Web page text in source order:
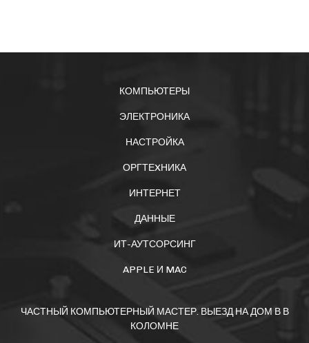
КОМПЬЮТЕРЫ
ЭЛЕКТРОНИКА
НАСТРОЙКА
ОРГТЕXНИКА
ИНТЕРНЕТ
ДАННЫЕ
ИТ-АУТСОРСИНГ
APPLE И MAC
ЧАСТНЫЙ КОМПЬЮТЕРНЫЙ МАСТЕР. ВЫЕЗД НА ДОМ В В
КОЛОМНЕ